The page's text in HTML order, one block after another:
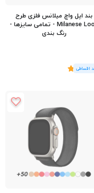
بند اپل واچ میلانس فلزی طرح
Milanese Loop - تمامی سایزها -
رنگ بندی
رای)
5